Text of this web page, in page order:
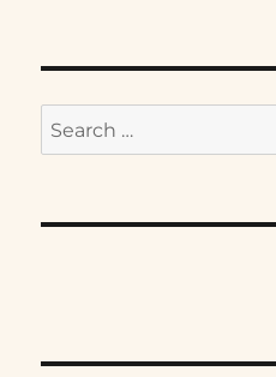
Search
for: